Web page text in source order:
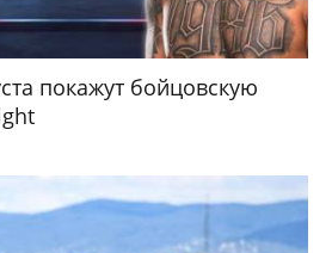
покажут бойцовскую